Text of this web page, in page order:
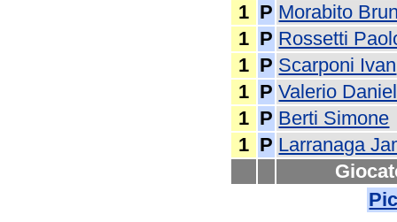
1 P Morabito
1 P Rossetti
1 P Scarponi Ivan
1 P Valerio
1 P Berti Simone
1 P Larranaga